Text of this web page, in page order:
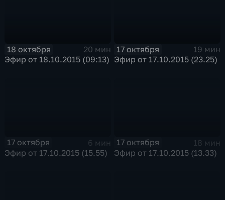
18 октября
20 мин
Эфир от 18.10.2015 (09:13)
17 октября
19 мин
Эфир от 17.10.2015 (23.25)
17 октября
6 мин
Эфир от 17.10.2015 (15.55)
17 октября
18 мин
Эфир от 17.10.2015 (13.33)